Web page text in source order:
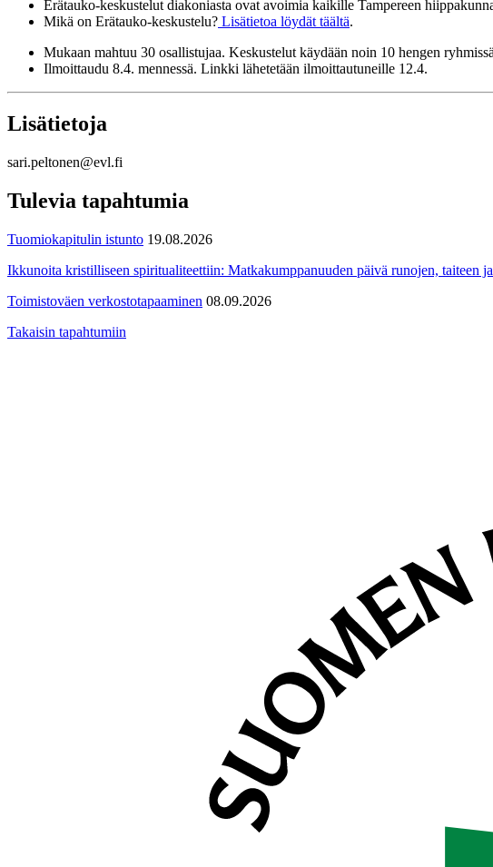
Erätauko-keskustelut diakoniasta ovat avoimia kaikille Tampereen
Mikä on Erätauko-keskustelu? Lisätietoa löydät täältä.
Mukaan mahtuu 30 osallistujaa. Keskustelut käydään noin 10 hengen
Ilmoittaudu 8.4. mennessä. Linkki lähetetään ilmoittautuneille 12.4.
Lisätietoja
sari.peltonen@evl.fi
Tulevia tapahtumia
Tuomiokapitulin istunto 19.08.2026
Ikkunoita kristilliseen spiritualiteettiin: Matkakumppanuuden päivä runojen, taiteen
Toimistoväen verkostotapaaminen 08.09.2026
Takaisin tapahtumiin